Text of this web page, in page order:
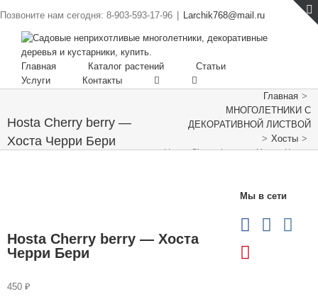
Позвоните нам сегодня: 8-903-593-17-96 Larchik768@mail.ru
Главная Каталог растений
Статьи
Услуги
Контакты
Hosta Cherry berry —
Хоста Черри Бери
Главная >
МНОГОЛЕТНИКИ С
ДЕКОРАТИВНОЙ ЛИСТВОЙ
> Хосты >
Hosta Cherry berry — Хоста Черри
Hosta Cherry berry — Хоста
Черри Бери
450 ₽
Мы в сети